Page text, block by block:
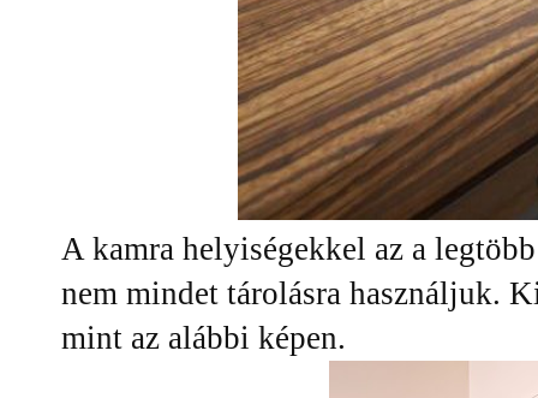
A kamra helyiségekkel az a
nem mindet tárolásra használjuk.
mint az alábbi képen.